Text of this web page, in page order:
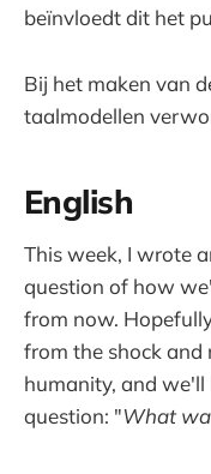
beïnvloedt dit het
Bij het maken van
taalmodellen
English
This week, I wrote
question of how
from now.
from the shock and
humanity, and we'll
question: "What